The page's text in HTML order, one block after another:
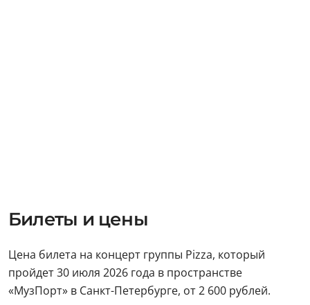
Билеты и цены
Цена билета на концерт группы Pizza, который
пройдет 30 июля 2026 года в пространстве
«МузПорт» в Санкт-Петербурге, от 2 600 рублей.